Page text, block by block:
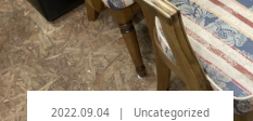
2022.09.04 Uncategorized